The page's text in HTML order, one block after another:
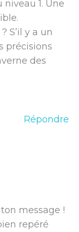
niveau 1. Une
S’il y a un
précisions
des
Répondre
message !
repéré